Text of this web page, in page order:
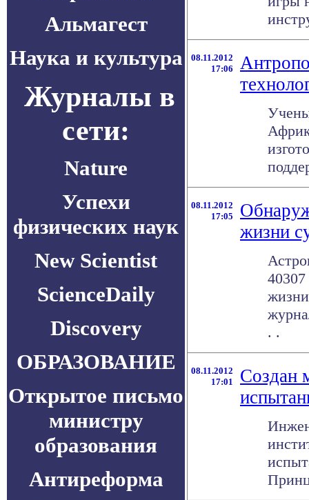
Альмагест
Наука и культура
Журналы в
сети:
Nature
Успехи
физических наук
New Scientist
ScienceDaily
Discovery
ОБРАЗОВАНИЕ
Открытое письмо
министру
образования
Антиреформа
08.11.2012
17:06
08.11.2012
17:05
жизни
. .
08.11.2012
17:01
Создан